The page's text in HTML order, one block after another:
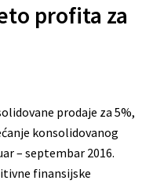
profita za
prodaje za 5%,
konsolidovanog
– septembar 2016.
finansijske